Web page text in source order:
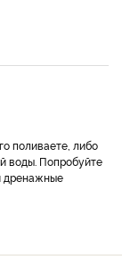
поливаете, либо
воды. Попробуйте
дренажные